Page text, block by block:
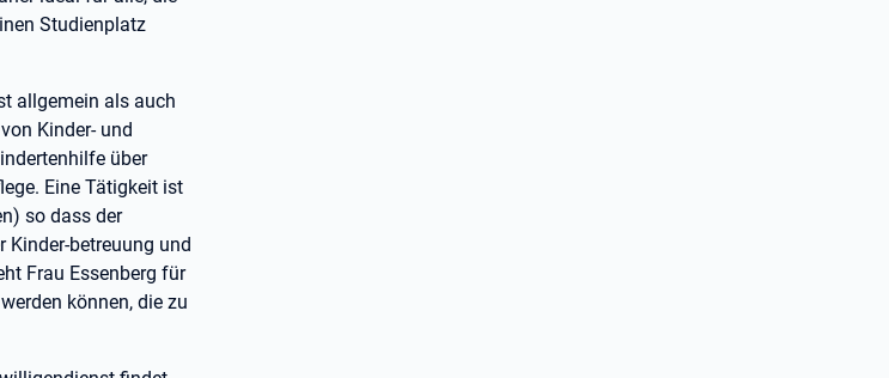
Studienplatz
allgemein als auch
Kinder- und
über
Eine Tätigkeit ist
so dass der
betreuung und
Frau Essenberg für
können, die zu